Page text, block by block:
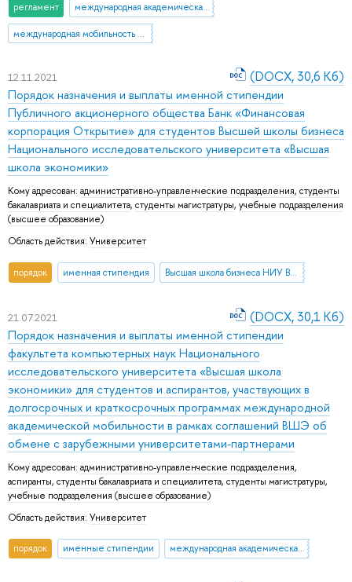
регламент международная академическая мобильность
международная мобильность студентов
12.11.2021
Порядок назначения и выплаты именной стипендии
Публичного акционерного общества Банк «Финансовая
корпорация Открытие» для студентов Высшей школы бизнеса
Национального исследовательского университета «Высшая
школа экономики»
Кому адресован: административно-управленческие подразделения, студенты
бакалавриата и специалитета, студенты магистратуры, учебные подразделения
(высшее образование)
Область действия: Университет
порядок именная стипендия Высшая школа бизнеса НИУ ВШЭ
(DOCX, 30,6 Кб)
21.07.2021
Порядок назначения и выплаты именной стипендии
факультета компьютерных наук Национального
исследовательского университета «Высшая школа
экономики» для студентов и аспирантов, участвующих в
долгосрочных и краткосрочных программах международной
академической мобильности в рамках соглашений ВШЭ об
обмене с зарубежными университетами-партнерами
Кому адресован: административно-управленческие подразделения,
аспиранты, студенты бакалавриата и специалитета, студенты магистратуры,
учебные подразделения (высшее образование)
Область действия: Университет
порядок именные стипендии международная академическая мобильность
(DOCX, 30,1 Кб)